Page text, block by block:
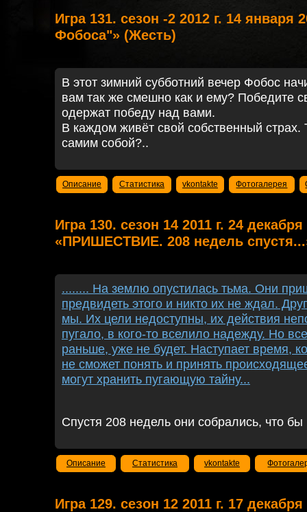
Игра 131. сезон -2 2012 г. 14 января
Фобоса"» (Жесть)
В этот зимний субботний вечер Фобос
вам так же смешно как и ему? Победите
одержат победу над вами.
В каждом живёт свой собственный страх.
самим собой?..
Описание Статистика vkontakte Фотогалерея
Игра 130. сезон 14 2011 г. 24
«ПРИШЕСТВИЕ. 208 недель
........ На землю опустилась тьма. Они
предвидеть этого и никто их не ждал.
мы. Их цели недоступны, их действия
пугало, в кого-то вселило надежду. Но
раньше, уже не будет. Наступает время,
не сможет понять и принять
могут хранить пугающую тайну...
Спустя 208 недель они собрались, что бы
Описание Статистика vkontakte
Игра 129. сезон 12 2011 г. 17